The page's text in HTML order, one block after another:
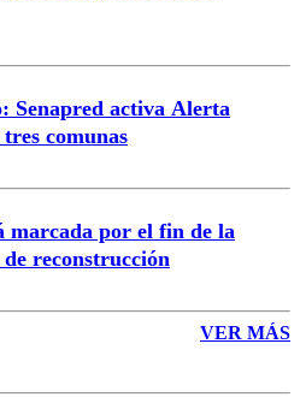
Senapred activa Alerta
comunas
marcada por el fin de la
reconstrucción
VER MÁS